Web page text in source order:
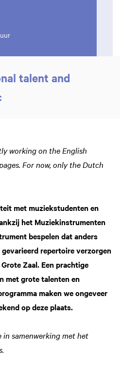
talent and
working on the English
For now, only the Dutch
met muziekstudenten en
het Muziekinstrumenten
bespelen dat anders
repertoire verzorgen
Zaal. Een prachtige
met grote talenten en
maken we ongeveer
op deze plaats.
samenwerking met het